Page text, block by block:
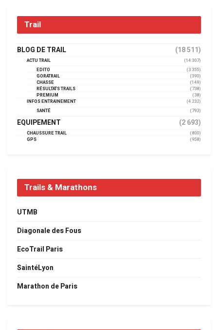
Trail
BLOG DE TRAIL (18 511)
ACTU TRAIL
(14 307)
EDITO
(3 355)
GORATRAIL
(390)
CHASSE
(149)
RÉSULTATS TRAILS
(738)
PREMIUM
(38)
INFOS ENTRAINEMENT
(4 232)
SANTÉ
(793)
EQUIPEMENT (2 693)
CHAUSSURE TRAIL
(800)
GPS
(958)
Trails & Marathons
UTMB
Diagonale des Fous
EcoTrail Paris
SaintéLyon
Marathon de Paris